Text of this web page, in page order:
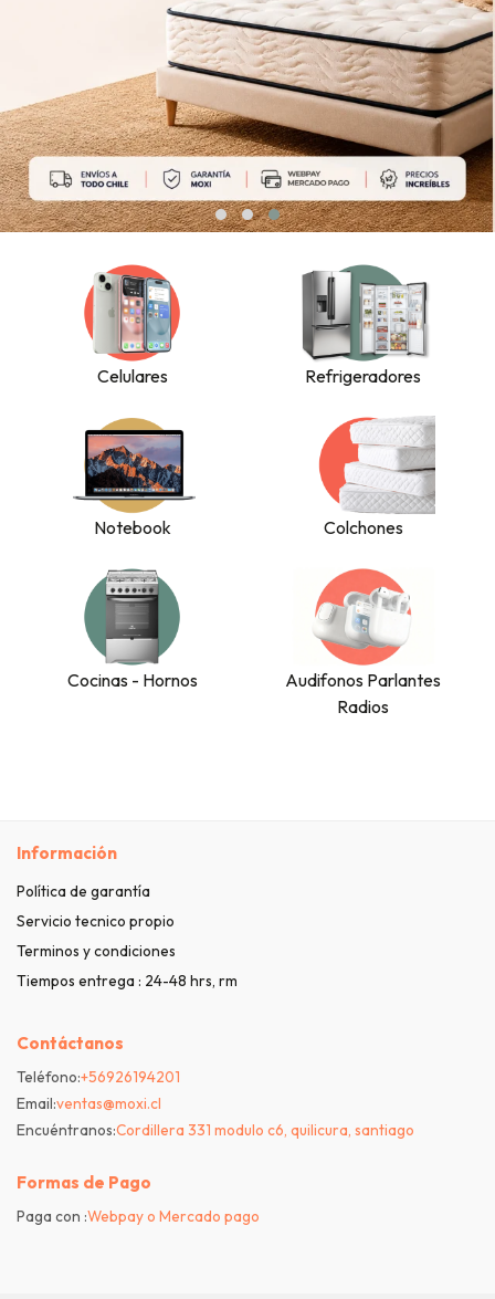
Celulares Refrigeradores
Notebook Colchones
Cocinas - Hornos
Audifonos Parlantes
Radios
Información
Política de garantía
Servicio tecnico propio
Terminos y condiciones
Tiempos entrega : 24-48 hrs, rm
Contáctanos
Teléfono:+56926194201
Email:ventas@moxi.cl
Encuéntranos:Cordillera 331 modulo c6, quilicura, santiago
Formas de Pago
Paga con :Webpay o Mercado pago